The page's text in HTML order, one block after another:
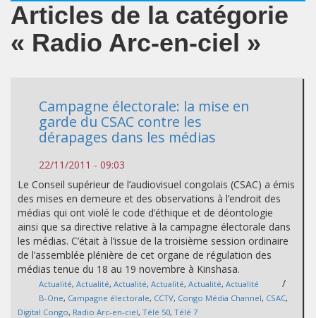
Articles de la catégorie
« Radio Arc-en-ciel »
Campagne électorale: la mise en
garde du CSAC contre les
dérapages dans les médias
22/11/2011 - 09:03
Le Conseil supérieur de l’audiovisuel congolais (CSAC) a émis
des mises en demeure et des observations à l’endroit des
médias qui ont violé le code d’éthique et de déontologie
ainsi que sa directive relative à la campagne électorale dans
les médias. C’était à l’issue de la troisième session ordinaire
de l’assemblée plénière de cet organe de régulation des
médias tenue du 18 au 19 novembre à Kinshasa.
Actualité, Actualité, Actualité, Actualité, Actualité, Actualité /
B-One, Campagne électorale, CCTV, Congo Média Channel, CSAC,
Digital Congo, Radio Arc-en-ciel, Télé 50, Télé 7